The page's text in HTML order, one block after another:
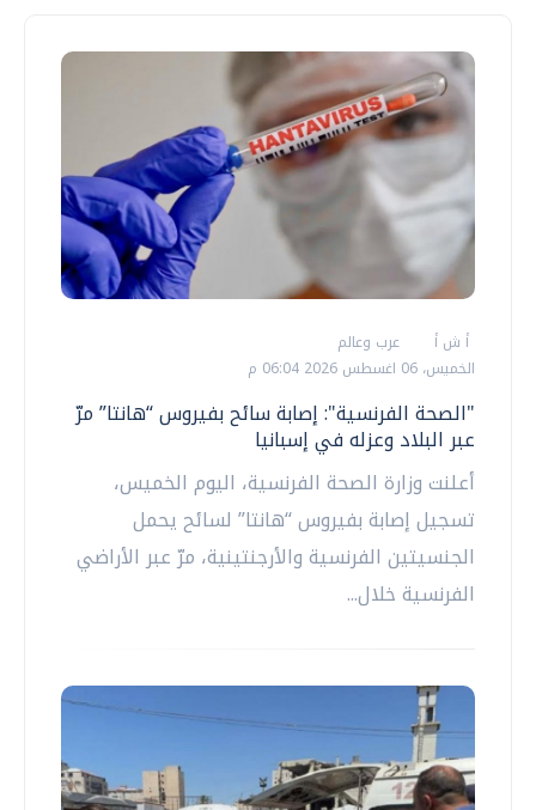
أ ش أ
عرب وعالم
الخميس، 06 اغسطس 2026 06:04 م
"الصحة الفرنسية": إصابة سائح بفيروس “هانتا” مرّ
عبر البلاد وعزله في إسبانيا
أعلنت وزارة الصحة الفرنسية، اليوم الخميس،
تسجيل إصابة بفيروس “هانتا” لسائح يحمل
الجنسيتين الفرنسية والأرجنتينية، مرّ عبر الأراضي
الفرنسية خلال...